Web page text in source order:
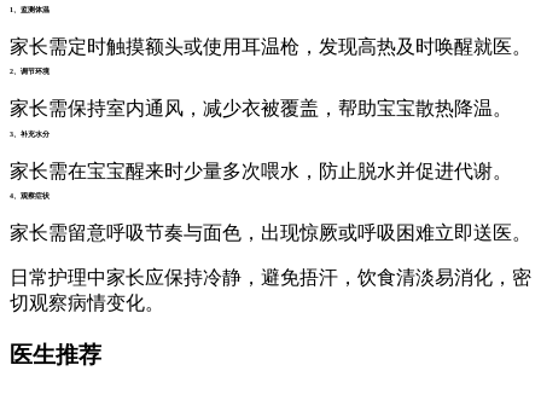
1、监测体温
家长需定时触摸额头或使用耳温枪，发现高热及时唤醒就医。
2、调节环境
家长需保持室内通风，减少衣被覆盖，帮助宝宝散热降温。
3、补充水分
家长需在宝宝醒来时少量多次喂水，防止脱水并促进代谢。
4、观察症状
家长需留意呼吸节奏与面色，出现惊厥或呼吸困难立即送医。
日常护理中家长应保持冷静，避免捂汗，饮食清淡易消化，密
切观察病情变化。
医生推荐